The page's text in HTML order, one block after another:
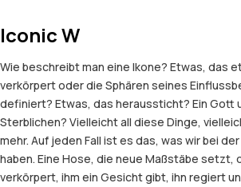
Iconic W
Wie beschreibt man eine Ikone? Etwas, das
verkörpert oder die Sphären seines
definiert? Etwas, das heraussticht? Ein Gott
Sterblichen? Vielleicht all diese Dinge,
mehr. Auf jeden Fall ist es das, was wir bei
haben. Eine Hose, die neue Maßstäbe setzt,
verkörpert, ihm ein Gesicht gibt, ihn regiert